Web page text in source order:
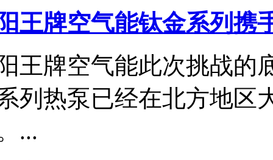
王牌空气能钛金系列携
王牌空气能此次挑战的
列热泵已经在北方地区
...